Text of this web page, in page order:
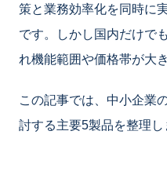
策と業務効率化を同時に
です。しかし国内だけで
れ機能範囲や価格帯が大
この記事では、中小企業
討する主要5製品を整理し